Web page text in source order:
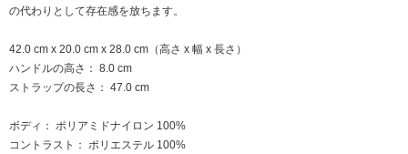
の代わりとして存在感を放ちます。
42.0 cm x 20.0 cm x 28.0 cm（高さ x 幅 x 長さ）
ハンドルの高さ： 8.0 cm
ストラップの長さ： 47.0 cm
ボディ： ポリアミドナイロン 100%
コントラスト： ポリエステル 100%